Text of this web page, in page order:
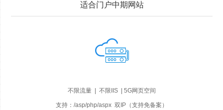
适合门户中期网站
不限流量 | 不限IIS | 5G网页空间
支持：/asp/php/aspx 双IP（支持免备案）